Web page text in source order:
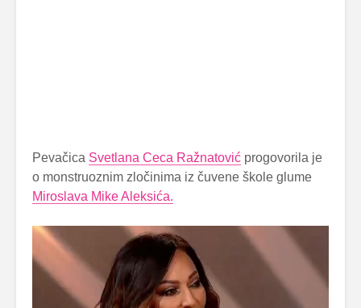
Pevačica Svetlana Ceca Ražnatović progovorila je
o monstruoznim zločinima iz čuvene škole glume
Miroslava Mike Aleksića.